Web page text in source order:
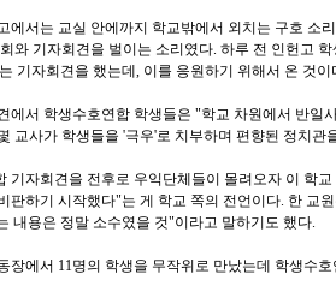
에서는 교실 안에까지 학교밖에서 외치는 구호 소
와 기자회견을 벌이는 소리였다. 하루 전 인헌고
기자회견을 했는데, 이를 응원하기 위해서 온 것이
에서 학생수호연합 학생들은 "학교 차원에서 반일
교사가 학생들을 '극우'로 치부하며 편향된 정치관
기자회견을 전후로 우익단체들이 몰려오자 이 학
판하기 시작했다"는 게 학교 쪽의 전언이다. 한 교
내용은 정말 소수였을 것"이라고 말하기도 했다.
장에서 11명의 학생을 무작위로 만났는데 학생수